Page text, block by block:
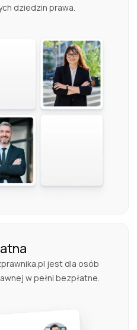
dziedzin prawa.
jest dla osób
w pełni bezpłatne.